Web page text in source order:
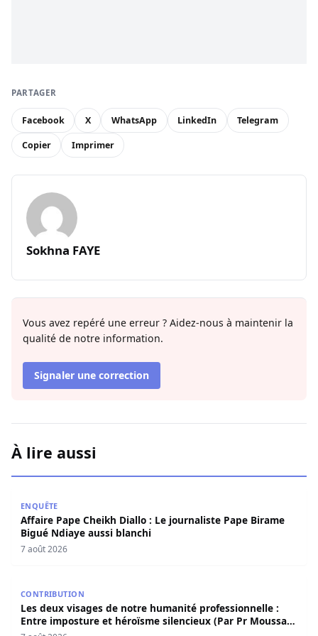
PARTAGER
Facebook X WhatsApp LinkedIn Telegram
Copier Imprimer
Sokhna FAYE
Vous avez repéré une erreur ? Aidez-nous à maintenir la
qualité de notre information.
Signaler une correction
À lire aussi
ENQUÊTE
Affaire Pape Cheikh Diallo : Le journaliste Pape Birame
Bigué Ndiaye aussi blanchi
7 août 2026
CONTRIBUTION
Les deux visages de notre humanité professionnelle :
Entre imposture et héroïsme silencieux (Par Pr Moussa